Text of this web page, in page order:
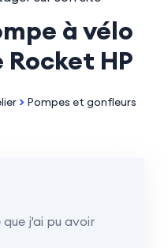
à vélo
Rocket HP
> Pompes et gonfleurs
j'ai pu avoir